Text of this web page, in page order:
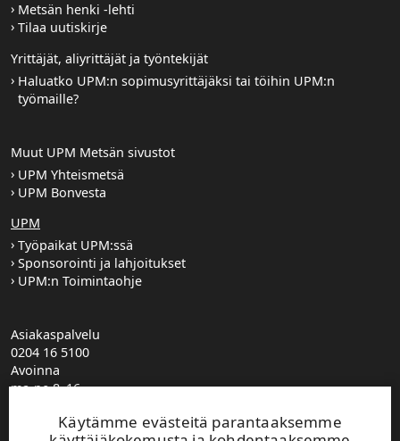
Käytämme evästeitä parantaaksemme
Metsän henki -lehti
Tilaa uutiskirje
Yrittäjät, aliyrittäjät ja työntekijät
Haluatko UPM:n sopimusyrittäjäksi tai töihin UPM:n
työmaille?
Muut UPM Metsän sivustot
UPM Yhteismetsä
UPM Bonvesta
UPM
Työpaikat UPM:ssä
Sponsorointi ja lahjoitukset
UPM:n Toimintaohje
Asiakaspalvelu
0204 16 5100
Avoinna
ma-pe 8–16
0204 16 121